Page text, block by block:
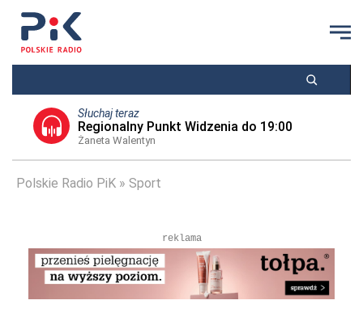
Słuchaj teraz
Regionalny Punkt Widzenia do 19:00
Żaneta Walentyn
Polskie Radio PiK Sport
reklama